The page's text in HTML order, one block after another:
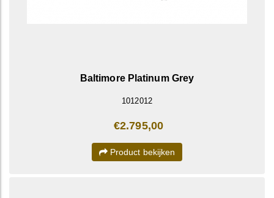
Baltimore Platinum Grey
1012012
€2.795,00
Product bekijken